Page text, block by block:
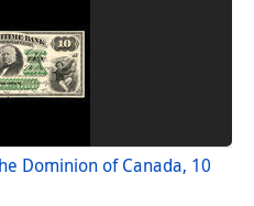
Dominion of Canada, 10